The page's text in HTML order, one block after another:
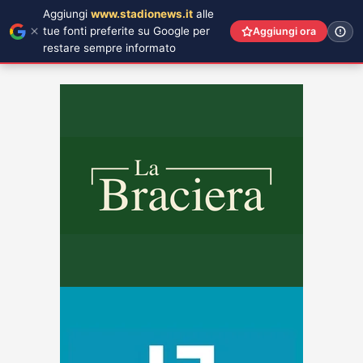
Aggiungi www.stadionews.it alle
tue fonti preferite su Google per
restare sempre informato
Aggiungi ora